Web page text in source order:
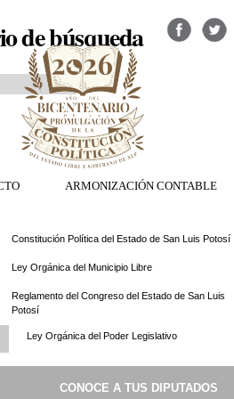
de búsqueda
ARMONIZACIÓN CONTABLE
Constitución Política del Estado de San Luis Potosí
Ley Orgánica del Municipio Libre
Reglamento del Congreso del Estado de San Luis
Potosí
Ley Orgánica del Poder Legislativo
Congreso del Estado de San Luis Potosi
CONOCE A TUS DIPUTADOS